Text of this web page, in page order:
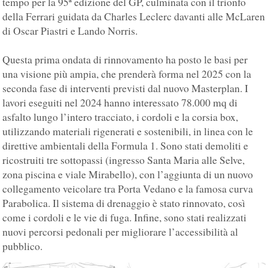
della Ferrari guidata da Charles Leclerc davanti alle McLaren
di Oscar Piastri e Lando Norris.
Questa prima ondata di rinnovamento ha posto le basi per
una visione più ampia, che prenderà forma nel 2025 con la
seconda fase di interventi previsti dal nuovo Masterplan. I
lavori eseguiti nel 2024 hanno interessato 78.000 mq di
asfalto lungo l’intero tracciato, i cordoli e la corsia box,
utilizzando materiali rigenerati e sostenibili, in linea con le
direttive ambientali della Formula 1. Sono stati demoliti e
ricostruiti tre sottopassi (ingresso Santa Maria alle Selve,
zona piscina e viale Mirabello), con l’aggiunta di un nuovo
collegamento veicolare tra Porta Vedano e la famosa curva
Parabolica. Il sistema di drenaggio è stato rinnovato, così
come i cordoli e le vie di fuga. Infine, sono stati realizzati
nuovi percorsi pedonali per migliorare l’accessibilità al
pubblico.